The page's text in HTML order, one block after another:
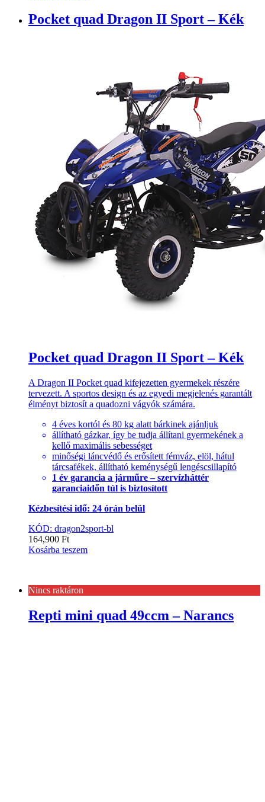
Pocket quad Dragon II Sport – Kék
Pocket quad Dragon II Sport – Kék
A Dragon II Pocket quad kifejezetten gyermekek részére
tervezett. A sportos design és az egyedi megjelenés garantált
élményt biztosít a quadozni vágyók számára.
4 éves kortól és 80 kg alatt bárkinek ajánljuk
állítható gázkar, így be tudja állítani gyermekének a
kellő maximális sebességet
minőségi láncvédő és erősített fémváz, elöl, hátul
tárcsafékek, állítható keménységű lengéscsillapító
1 év garancia a járműre – szervízháttér
garanciaidőn túl is biztosított
Kézbesítési idő: 24 órán belül
KÓD: dragon2sport-bl
164,900 Ft
Kosárba teszem
Nincs raktáron
Repti mini quad 49ccm – Narancs